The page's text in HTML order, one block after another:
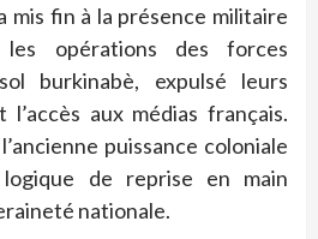
mis fin à la présence militaire
opérations des forces
burkinabè, expulsé leurs
aux médias français.
puissance coloniale
de reprise en main
nationale.